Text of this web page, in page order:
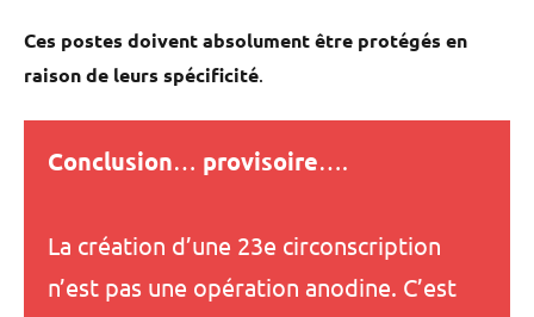
Ces postes doivent absolument être protégés en
raison de leurs spécificité
Conclusion… provisoire….
La création d’une 23e circonscription
n’est pas une opération anodine. C’est